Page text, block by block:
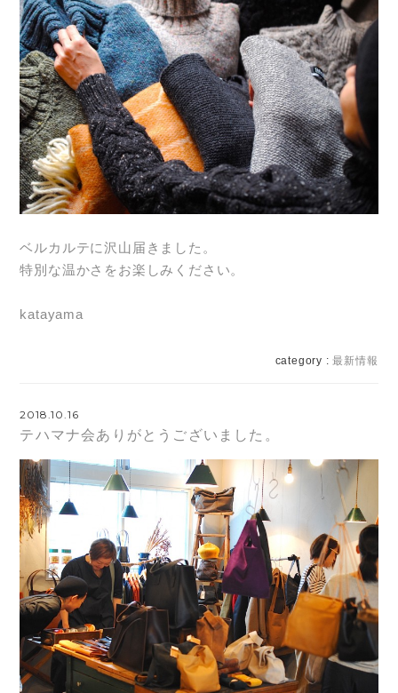
ベルカルテに沢山届きました。
特別な温かさをお楽しみください。
katayama
category :最新情報
2018.10.16
テハマナ会ありがとうございました。